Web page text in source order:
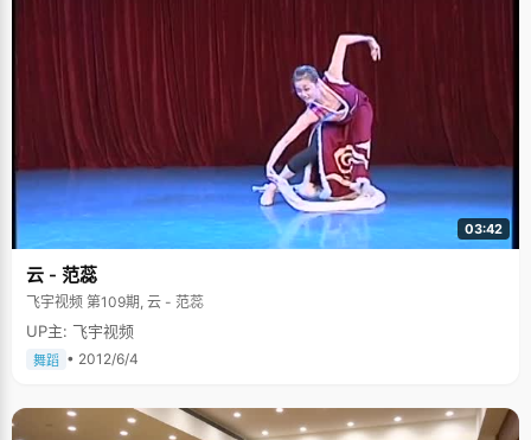
03:42
云 - 范蕊
飞宇视频 第109期, 云 - 范蕊
UP主: 飞宇视频
舞蹈 • 2012/6/4